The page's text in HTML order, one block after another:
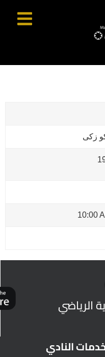
زكى
10:00
الرياضي
النادي